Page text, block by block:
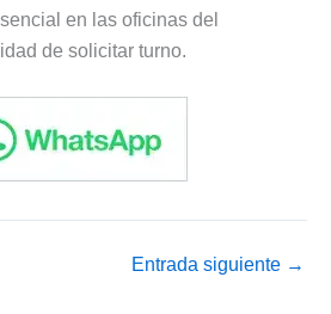
en las oficinas del
de solicitar turno.
Entrada siguiente →